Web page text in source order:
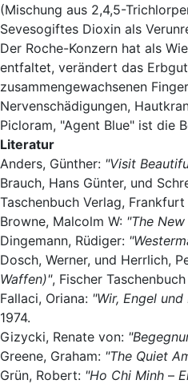
(Mischung aus 2,4,5-
Sevesogiftes Dioxin als
Der Roche-Konzern hat als
entfaltet, verändert das
zusammengewachsenen
Nervenschädigungen,
Picloram, "Agent Blue" ist die
Literatur
Anders, Günther: "Visit
Brauch, Hans Günter, und
Taschenbuch Verlag,
Browne, Malcolm W: "The
Dingemann, Rüdiger:
Dosch, Werner, und Herrlich,
Waffen)", Fischer
Fallaci, Oriana: "Wir, Engel
1974.
Gizycki, Renate von:
Greene, Graham: "The Quiet
Grün, Robert: "Ho Chi Minh –